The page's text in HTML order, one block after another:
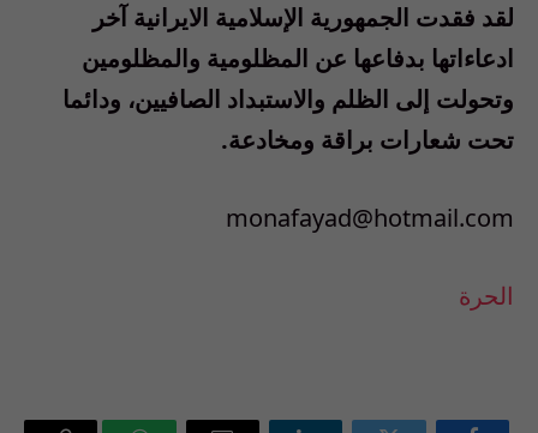
لقد فقدت الجمهورية الإسلامية الايرانية آخر
ادعاءاتها بدفاعها عن المظلومية والمظلومين
وتحولت إلى الظلم والاستبداد الصافيين، ودائما
تحت شعارات براقة ومخادعة.
monafayad@hotmail.com
الحرة